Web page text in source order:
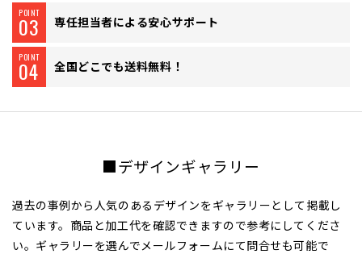
POINT
03 専任担当者による安心サポート
POINT
04 全国どこでも送料無料！
■デザインギャラリー
過去の事例から人気のあるデザインをギャラリーとして掲載し
ています。商品と加工代を確認できますので参考にしてくださ
い。ギャラリーを選んでメールフォームにて問合せも可能で